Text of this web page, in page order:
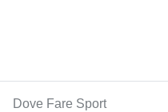
Dove Fare Sport